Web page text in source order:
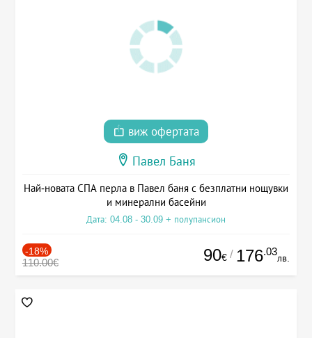
виж офертата
Павел Баня
Най-новата СПА перла в Павел баня с безплатни нощувки
и минерални басейни
Дата: 04.08 - 30.09 + полупансион
-18%
110.00€ 90€ / 176.03
лв.